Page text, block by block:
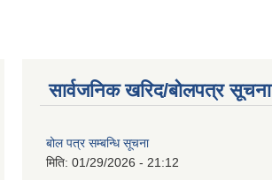
सार्वजनिक खरिद/बोलपत्र सूचना
बोल पत्र सम्बन्धि सूचना
मिति: 01/29/2026 - 21:12